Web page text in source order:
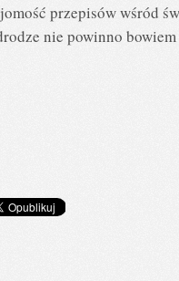
przepisów wśród
nie powinno